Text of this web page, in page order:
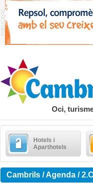
Oci,
Hotels i
Aparthotels
Cambrils / Agenda /